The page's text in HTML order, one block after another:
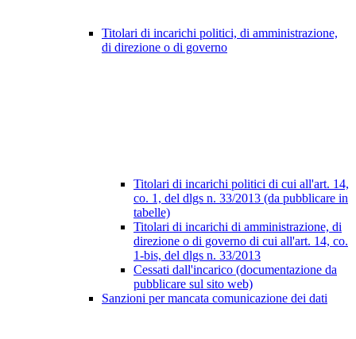
Titolari di incarichi politici, di amministrazione,
di direzione o di governo
Titolari di incarichi politici di cui all'art. 14,
co. 1, del dlgs n. 33/2013 (da pubblicare in
tabelle)
Titolari di incarichi di amministrazione, di
direzione o di governo di cui all'art. 14, co.
1-bis, del dlgs n. 33/2013
Cessati dall'incarico (documentazione da
pubblicare sul sito web)
Sanzioni per mancata comunicazione dei dati